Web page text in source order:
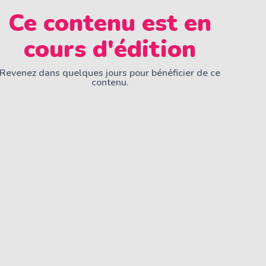
Ce contenu est en
cours d'édition
Revenez dans quelques jours pour bénéficier de ce
contenu.